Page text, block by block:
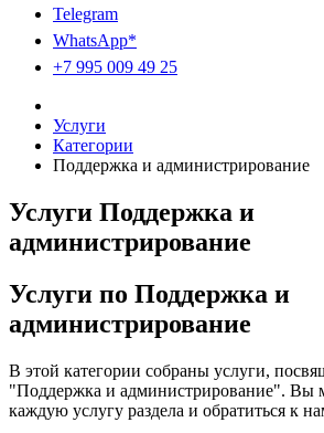
Telegram
WhatsApp*
+7 995 009 49 25
Услуги
Категории
Поддержка и администрирование
Услуги Поддержка и
администрирование
Услуги по Поддержка и
администрирование
В этой категории собраны услуги,
"Поддержка и администрирование". Вы
каждую услугу раздела и обратиться к